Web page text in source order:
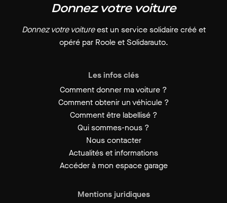
Donnez votre voiture
Donnez votre voitureest un service solidaire créé et
opéré par Roole et Solidarauto.
Les infos clés
Comment donner ma voiture ?
Comment obtenir un véhicule ?
Comment être labellisé ?
Qui sommes-nous ?
Nous contacter
Actualités et informations
Accéder à mon espace garage
Mentions juridiques